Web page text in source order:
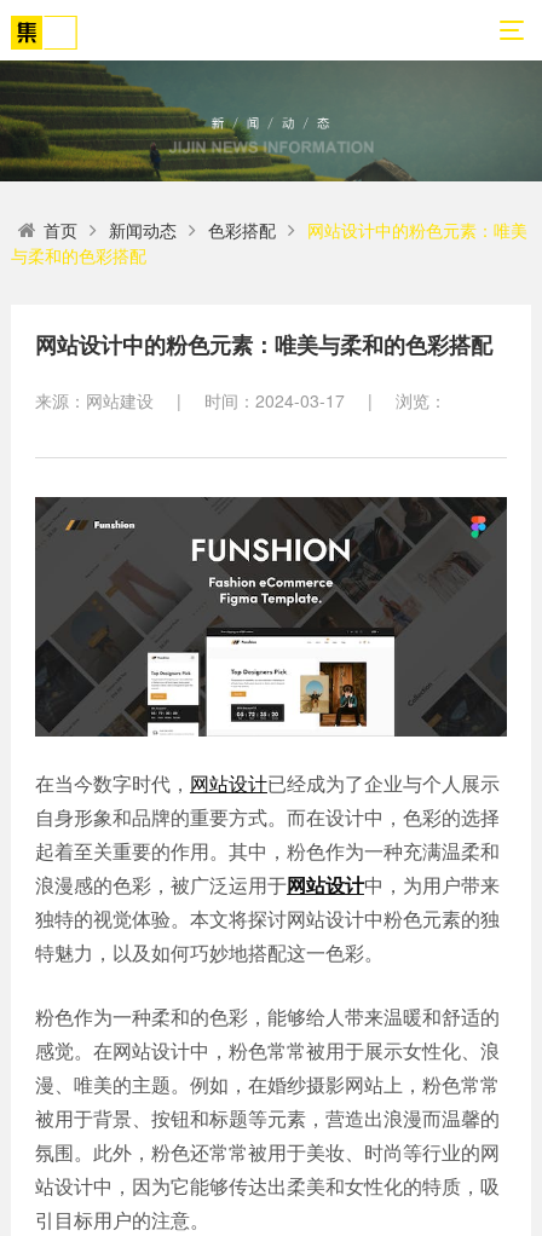
01
关
于
们
公
简
荣
集
锦
文
化
们
的
客
户
02
网
站
划
法
03
解
案
高端
建设
小程
发
微信
定制
APP
开发
服务
电商
网站
建设
生物
医药
网站
建设
外贸
建设
教育
培训
网站
建设
04
营
化
05
案
示
网站
案例
生物
医疗
教育
培训
政府
单位
制造
能源
化工
装修
建筑
其他
小程
序案
例
电商
平台
案例
06
新
态
建
网
站
设
见
题
程
序
首页 新闻动态 色彩搭配
网站设计中的粉色元素：唯美
与柔和的色彩搭配
网站设计中的粉色元素：唯美与柔和的色彩搭配
来源：网站建设 | 时间：2024-03-17 | 浏览：
在当今数字时代， 网站设计已经成为了企业与个人展示
自身形象和品牌的重要方式。而在设计中，色彩的选择
起着至关重要的作用。其中，粉色作为一种充满温柔和
浪漫感的色彩，被广泛运用于网站设计中，为用户带来
独特的视觉体验。本文将探讨网站设计中粉色元素的独
特魅力，以及如何巧妙地搭配这一色彩。
粉色作为一种柔和的色彩，能够给人带来温暖和舒适的
感觉。在网站设计中，粉色常常被用于展示女性化、浪
漫、唯美的主题。例如，在婚纱摄影网站上，粉色常常
被用于背景、按钮和标题等元素，营造出浪漫而温馨的
氛围。此外，粉色还常常被用于美妆、时尚等行业的网
站设计中，因为它能够传达出柔美和女性化的特质，吸
引目标用户的注意。